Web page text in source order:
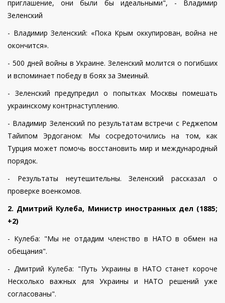
приглашение, они были бы идеальными", - Владимир
Зеленский
- Владимир Зеленский: «Пока Крым оккупирован, война не
окончится».
- 500 дней войны в Украине. Зеленский молится о погибших
и вспоминает победу в боях за Змеиный.
- Зеленский предупредил о попытках Москвы помешать
украинскому контрнаступлению.
- Владимир Зеленский по результатам встречи с Реджепом
Тайипом Эрдоганом: Мы сосредоточились на том, как
Турция может помочь восстановить мир и международный
порядок.
- Результаты неутешительны. Зеленский рассказал о
проверке военкомов.
2. Дмитрий Кулеба, Министр иностранных дел (1885;
+2)
- Кулеба: "Мы не отдадим членство в НАТО в обмен на
обещания".
- Дмитрий Кулеба: "Путь Украины в НАТО станет короче
Несколько важных для Украины и НАТО решений уже
согласованы".